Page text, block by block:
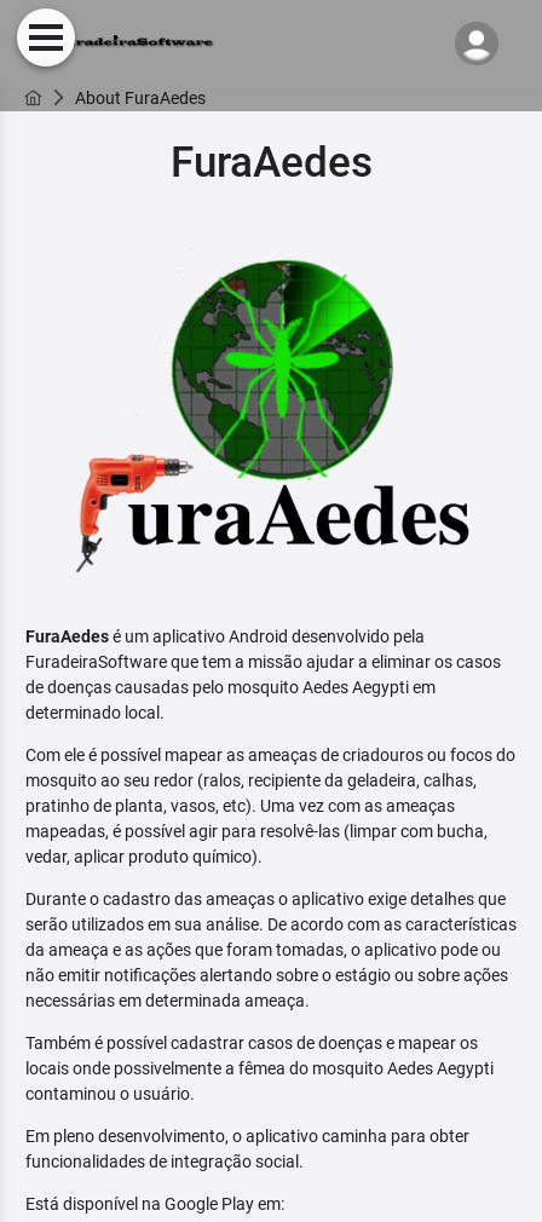
About FuraAedes
FuraAedes
FuraAedesé um aplicativo Android desenvolvido pela
FuradeiraSoftware que tem a missão ajudar a eliminar os casos
de doenças causadas pelo mosquito Aedes Aegypti em
determinado local.
Com ele é possível mapear as ameaças de criadouros ou focos do
mosquito ao seu redor (ralos, recipiente da geladeira, calhas,
pratinho de planta, vasos, etc). Uma vez com as ameaças
mapeadas, é possível agir para resolvê-las (limpar com bucha,
vedar, aplicar produto químico).
Durante o cadastro das ameaças o aplicativo exige detalhes que
serão utilizados em sua análise. De acordo com as características
da ameaça e as ações que foram tomadas, o aplicativo pode ou
não emitir notificações alertando sobre o estágio ou sobre ações
necessárias em determinada ameaça.
Também é possível cadastrar casos de doenças e mapear os
locais onde possivelmente a fêmea do mosquito Aedes Aegypti
contaminou o usuário.
Em pleno desenvolvimento, o aplicativo caminha para obter
funcionalidades de integração social.
Está disponível na Google Play em: